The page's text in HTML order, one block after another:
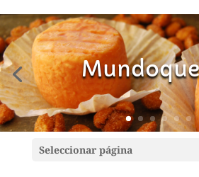
Seleccionar página